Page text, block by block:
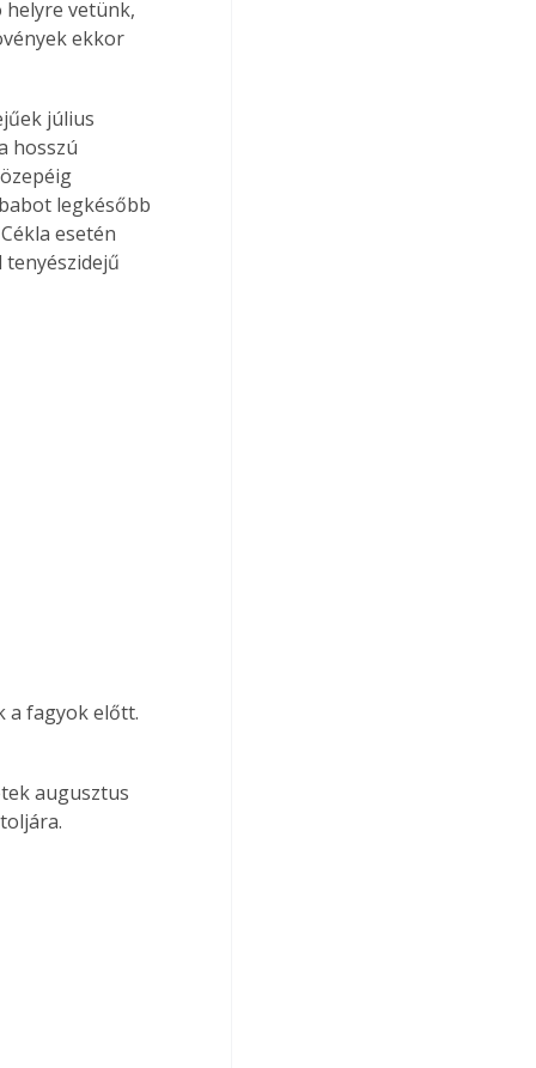
helyre vetünk,
ekkor
július
hosszú
legkésőbb
esetén
a fagyok előtt.
augusztus